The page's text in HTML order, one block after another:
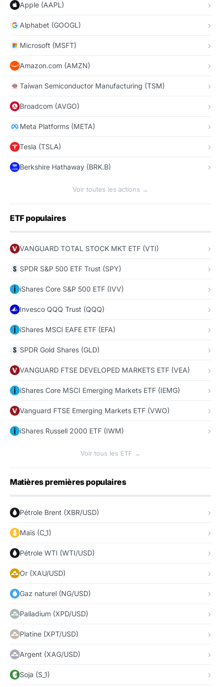
Apple (AAPL)
Alphabet (GOOGL)
Microsoft (MSFT)
Amazon.com (AMZN)
Taiwan Semiconductor Manufacturing (TSM)
Broadcom (AVGO)
Meta Platforms (META)
Tesla (TSLA)
Berkshire Hathaway (BRK.B)
Voir toutes les actions →
ETF populaires
VANGUARD TOTAL STOCK MKT ETF (VTI)
SPDR S&P 500 ETF Trust (SPY)
iShares Core S&P 500 ETF (IVV)
Invesco QQQ Trust (QQQ)
iShares MSCI EAFE ETF (EFA)
SPDR Gold Shares (GLD)
VANGUARD FTSE DEVELOPED MARKETS ETF (VEA)
iShares Core MSCI Emerging Markets ETF (IEMG)
Vanguard FTSE Emerging Markets ETF (VWO)
iShares Russell 2000 ETF (IWM)
Voir tous les ETF →
Matières premières populaires
Pétrole Brent (XBR/USD)
Maïs (C_1)
Pétrole WTI (WTI/USD)
Or (XAU/USD)
Gaz naturel (NG/USD)
Palladium (XPD/USD)
Platine (XPT/USD)
Argent (XAG/USD)
Soja (S_1)